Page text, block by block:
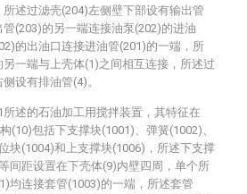
述过滤壳(204)左侧壁下部设有输出管
管(203)的另一端连接油泵(202)的进油
的出油口连接进油管(201)的一端，所
一端与上壳体(1)之间相互连接，所述过
设有排油管(4)。
所述的石油加工用搅拌装置，其特征在
(10)包括下支撑块(1001)、弹簧(1002)、
块(1004)和上支撑块(1006)，所述下支撑
间距设置在下壳体(9)内壁四周，单个所
均连接套管(1003)的一端，所述套管